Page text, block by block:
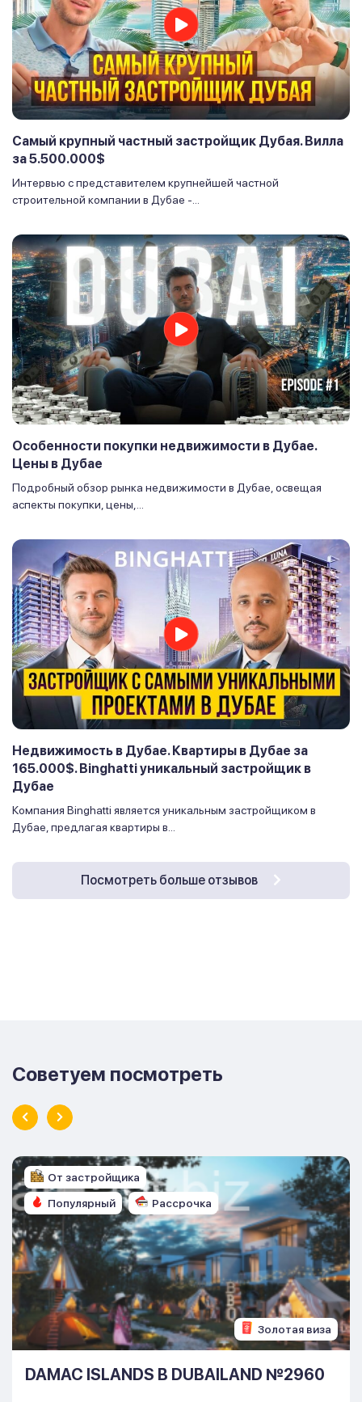
Самый крупный частный застройщик Дубая. Вилла
за 5.500.000$
Интервью с представителем крупнейшей частной
строительной компании в Дубае -...
Особенности покупки недвижимости в Дубае.
Цены в Дубае
Подробный обзор рынка недвижимости в Дубае, освещая
аспекты покупки, цены,...
Недвижимость в Дубае. Квартиры в Дубае за
165.000$. Binghatti уникальный застройщик в
Дубае
Компания Binghatti является уникальным застройщиком в
Дубае, предлагая квартиры в...
Посмотреть больше отзывов
Советуем посмотреть
Популярный Рассрочка
Золотая виза
От застройщика
DAMAC ISLANDS В DUBAILAND №2960